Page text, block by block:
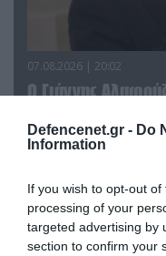
Defencenet.gr - Do
Information
If you wish to opt-out
processing of your
targeted advertising by
section to confirm your
07.08.2026 | 20:02
Ο Γιάννης
Κωνσταντίνο
απομάκρυνσής του